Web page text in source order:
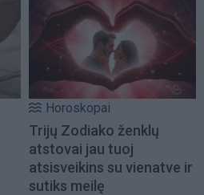
Horoskopai
Trijų Zodiako ženklų
atstovai jau tuoj
atsisveikins su vienatve ir
sutiks meilę